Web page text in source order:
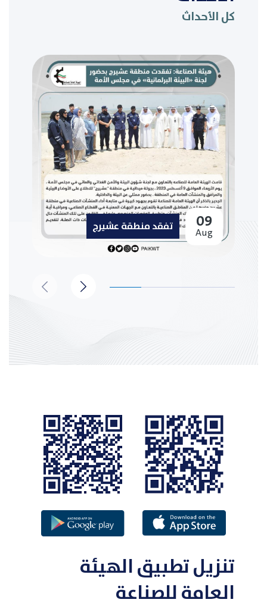
كل الأحداث
09
Aug تفقد منطقة عشيرج
تنزيل تطبيق الهيئة
العامة للصناعة